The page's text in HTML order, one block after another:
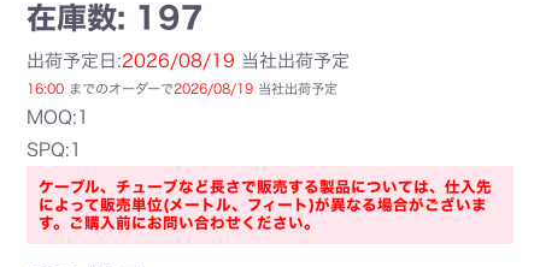
在庫数: 197
出荷予定日:2026/08/19 当社出荷予定
16:00 までのオーダーで2026/08/19 当社出荷予定
MOQ:1
SPQ:1
ケーブル、チューブなど長さで販売する製品については、仕入先
によって販売単位(メートル、フィート)が異なる場合がございま
す。ご購入前にお問い合わせください。